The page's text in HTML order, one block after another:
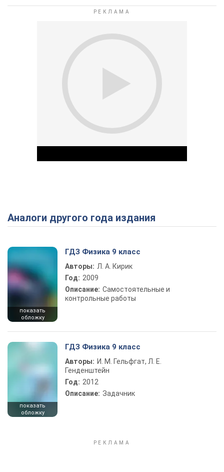
Play Video
Аналоги другого года издания
показать
обложку
ГДЗ Физика 9 класс
Авторы: Л. А. Кирик
Год: 2009
Описание: Самостоятельные и
контрольные работы
показать
обложку
ГДЗ Физика 9 класс
Авторы: И. М. Гельфгат, Л. Е.
Генденштейн
Год: 2012
Описание: Задачник